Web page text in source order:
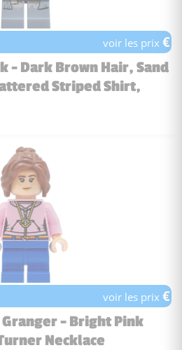
voir les prix€
- Dark Brown Hair, Sand
Striped Shirt,
voir les prix€
- Bright Pink
Necklace